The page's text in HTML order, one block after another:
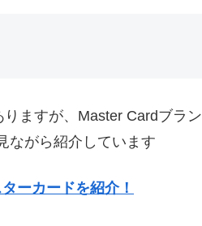
ますが、Master Cardブラン
ながら紹介しています
ーカードを紹介！